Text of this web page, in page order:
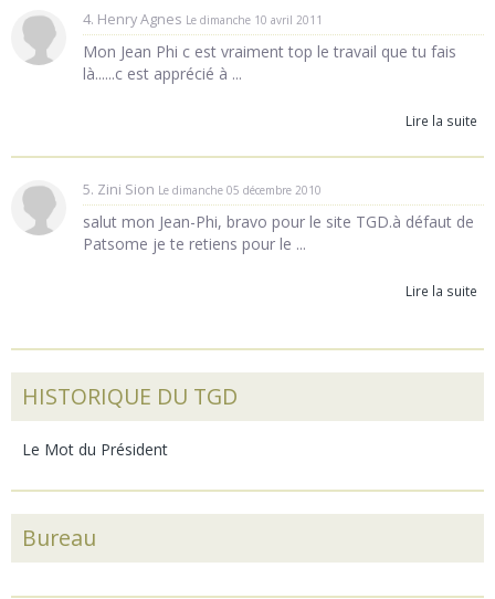
4. Henry Agnes Le dimanche 10 avril 2011
Mon Jean Phi c est vraiment top le travail que tu fais
là......c est apprécié à ...
Lire la suite
5. Zini Sion Le dimanche 05 décembre 2010
salut mon Jean-Phi, bravo pour le site TGD.à défaut de
Patsome je te retiens pour le ...
Lire la suite
HISTORIQUE DU TGD
Le Mot du Président
Bureau